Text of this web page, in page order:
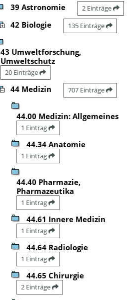
39 Astronomie 2 Einträge
42 Biologie 135 Einträge
43 Umweltforschung,
Umweltschutz
20 Einträge
44 Medizin 707 Einträge
44.00 Medizin: Allgemeines
1 Eintrag
44.34 Anatomie
1 Eintrag
44.40 Pharmazie,
Pharmazeutika
1 Eintrag
44.61 Innere Medizin
1 Eintrag
44.64 Radiologie
1 Eintrag
44.65 Chirurgie
2 Einträge